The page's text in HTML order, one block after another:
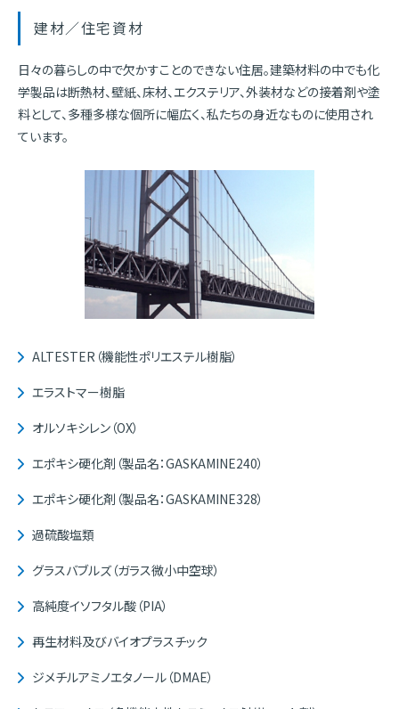
建材／住宅資材
日々の暮らしの中で欠かすことのできない住居。建築材料の中でも化
学製品は断熱材、壁紙、床材、エクステリア、外装材などの接着剤や塗
料として、多種多様な個所に幅広く、私たちの身近なものに使用され
ています。
ALTESTER（機能性ポリエステル樹脂）
エラストマー樹脂
オルソキシレン（OX）
エポキシ硬化剤（製品名：GASKAMINE240）
エポキシ硬化剤（製品名：GASKAMINE328）
過硫酸塩類
グラスバブルズ（ガラス微小中空球）
高純度イソフタル酸（PIA）
再生材料及びバイオプラスチック
ジメチルアミノエタノール（DMAE）